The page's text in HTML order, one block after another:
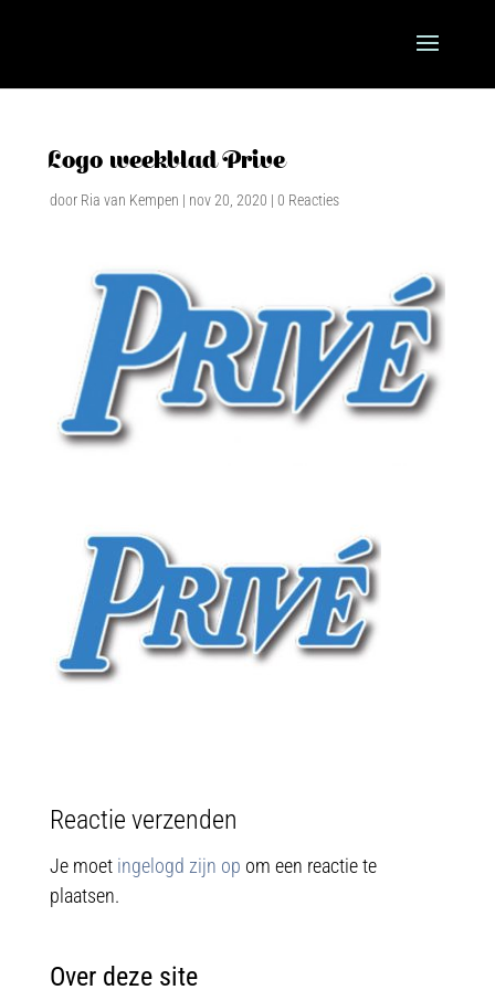
Logo weekblad Prive
door Ria van Kempen | nov 20, 2020 | 0 Reacties
Reactie verzenden
Je moet ingelogd zijn op om een reactie te
plaatsen.
Over deze site